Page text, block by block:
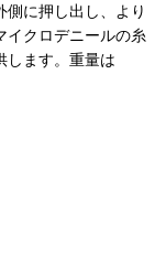
に押し出し、より
イクロデニールの糸
します。重量は